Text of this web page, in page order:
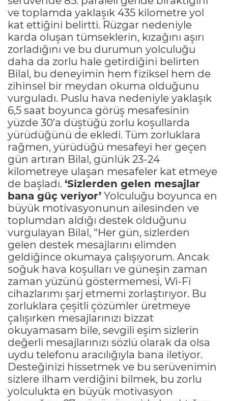
ve toplamda yaklaşık 435 kilometre yol
kat ettiğini belirtti. Rüzgar nedeniyle
karda oluşan tümseklerin, kızağını aşırı
zorladığını ve bu durumun yolculuğu
daha da zorlu hale getirdiğini belirten
Bilal, bu deneyimin hem fiziksel hem de
zihinsel bir meydan okuma olduğunu
vurguladı. Puslu hava nedeniyle yaklaşık
6,5 saat boyunca görüş mesafesinin
yüzde 30’a düştüğü zorlu koşullarda
yürüdüğünü de ekledi. Tüm zorluklara
rağmen, yürüdüğü mesafeyi her geçen
gün artıran Bilal, günlük 23-24
kilometreye ulaşan mesafeler kat etmeye
de başladı. ‘Sizlerden gelen mesajlar
bana güç veriyor’ Yolculuğu boyunca en
büyük motivasyonunun ailesinden ve
toplumdan aldığı destek olduğunu
vurgulayan Bilal, “Her gün, sizlerden
gelen destek mesajlarını elimden
geldiğince okumaya çalışıyorum. Ancak
soğuk hava koşulları ve güneşin zaman
zaman yüzünü göstermemesi, Wi-Fi
cihazlarımı şarj etmemi zorlaştırıyor. Bu
zorluklara çeşitli çözümler üretmeye
çalışırken mesajlarınızı bizzat
okuyamasam bile, sevgili eşim sizlerin
değerli mesajlarınızı sözlü olarak da olsa
uydu telefonu aracılığıyla bana iletiyor.
Desteğinizi hissetmek ve bu serüvenimin
sizlere ilham verdiğini bilmek, bu zorlu
yolculukta en büyük motivasyon